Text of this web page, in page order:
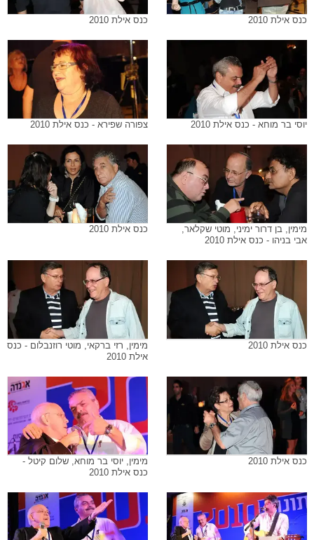
כנס אילת 2010 כנס אילת 2010
יוסי בר מוחא - כנס אילת 2010 צפורה שפירא - כנס אילת 2010
מימין, בן דרור ימיני, מוטי שקלאר,
אבי בניהו - כנס אילת 2010
כנס אילת 2010
כנס אילת 2010
מימין, רזי ברקאי, מוטי רוזנבלום - כנס
אילת 2010
כנס אילת 2010
מימין, יוסי בר מוחא, שלום קיטל -
כנס אילת 2010